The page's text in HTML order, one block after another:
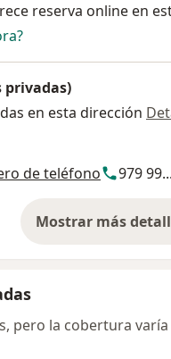
reserva online en
privadas)
en esta dirección
de teléfono 979 99...
Mostrar mássobre la
pero la cobertura